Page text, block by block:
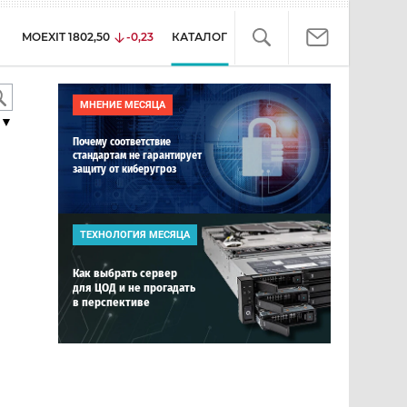
MOEXIT 1802,50 -0,23 КАТАЛОГ
МНЕНИЕ МЕСЯЦА
Почему соответствие
стандартам не гарантирует
защиту от киберугроз
ТЕХНОЛОГИЯ МЕСЯЦА
Как выбрать сервер
для ЦОД и не прогадать
в перспективе